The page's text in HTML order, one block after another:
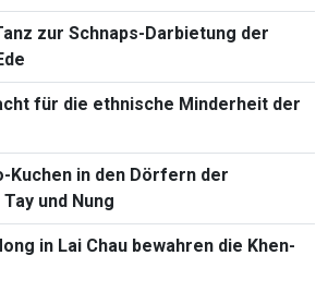
zur Schnaps-Darbietung der
für die ethnische Minderheit der
Kuchen in den Dörfern der
und Nung
in Lai Chau bewahren die Khen-